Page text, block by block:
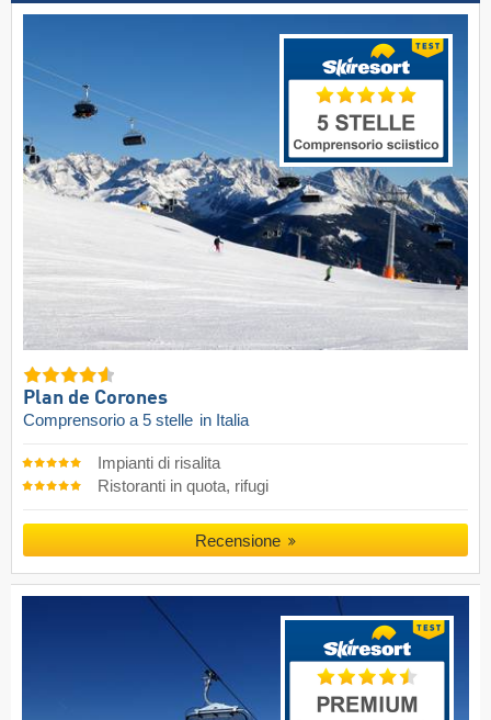
Plan de Corones
Comprensorio a 5 stelle in Italia
Impianti di risalita
Ristoranti in quota, rifugi
Recensione